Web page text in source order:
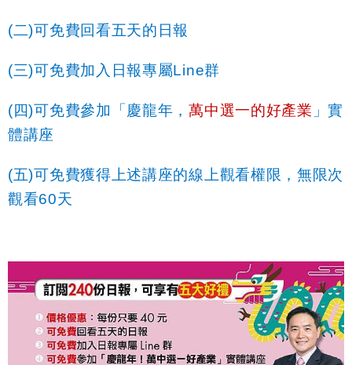
(二)可免費回看五天的日報
(三)可免費加入日報專屬Line群
(四)可免費參加「慶龍年，萬中選一的好產業 」實
體講座
(五)可免費獲得上述講座的線上觀看權限，無限次
觀看60天